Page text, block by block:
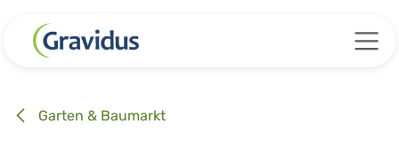
Garten & Baumarkt